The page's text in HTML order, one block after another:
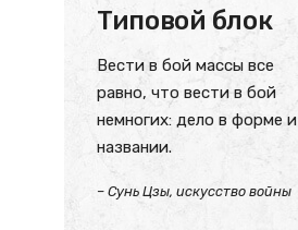
Типовой блок
Вести в бой массы все
равно, что вести в бой
немногих: дело в форме и
названии.
– Сунь Цзы, искусство войны